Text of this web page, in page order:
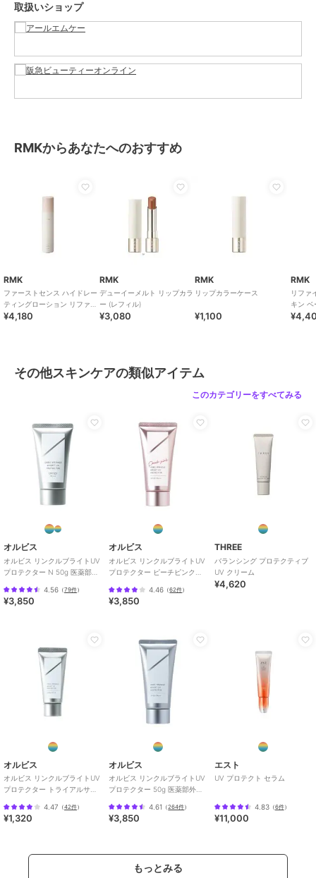
商品のお取り扱い方法
原産国 -
取扱いショップ
RMKからあなたへのおすすめ
RMK
ファーストセンス ハイドレー
ティングローション リファイ
ンド
¥4,180
RMK
デューイーメルト リップカラ
ー (レフィル)
¥3,080
RMK
リップカラーケース
¥1,100
RMK
リファ
キン ベ
その他スキンケアの類似アイテム
このカテゴリーをすべてみる
オルビス
オルビス リンクルブライトUV
プロテクター N 50g 医薬部外
4.56 （79件）
¥3,850
オルビス
オルビス リンクルブライトUV
プロテクター ピーチピンク
止め）
4.46 （62件）
¥3,850
THREE
バランシング プロテクティブ
UV クリーム
¥4,620
オルビス
オルビス リンクルブライトUV
プロテクター トライアルサイ
け止め）
4.47 （42件）
¥1,320
オルビス
オルビス リンクルブライトUV
プロテクター 50g 医薬部外品
4.61 （264件）
¥3,850
エスト
UV プロテクト セラム
4.83（6件）
¥11,000
もっとみる